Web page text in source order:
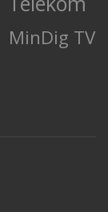
MinDig TV